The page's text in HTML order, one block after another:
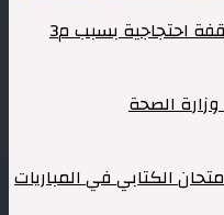
احتجاجية بسبب م3
الكتابي في المباريات